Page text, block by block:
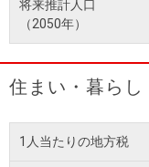
将来推計人口
（2050年）
住まい・暮らし
1人当たりの地方税